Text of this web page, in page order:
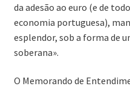
da adesão ao euro (e de
economia portuguesa),
esplendor, sob a forma de
soberana».
O Memorando de